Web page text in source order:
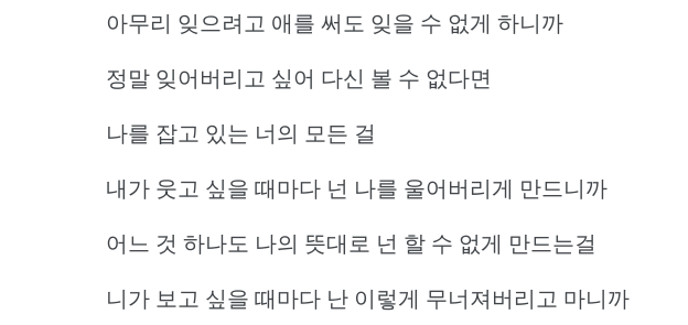
아무리 잊으려고 애를 써도 잊을 수 없게 하니까
정말 잊어버리고 싶어 다신 볼 수 없다면
나를 잡고 있는 너의 모든 걸
내가 웃고 싶을 때마다 넌 나를 울어버리게 만드니까
어느 것 하나도 나의 뜻대로 넌 할 수 없게 만드는걸
니가 보고 싶을 때마다 난 이렇게 무너져버리고 마니까